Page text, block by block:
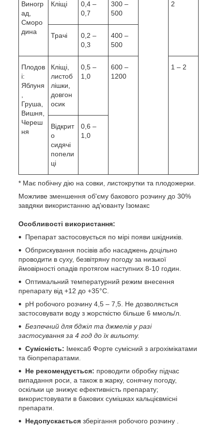
Виногр
ад,
Сморо
дина
Кліщі
0,4 –
0,7
300 –
500
2
Трачі
0,2 –
0,3
400 –
500
Плодов
і:
Яблуня
Груша,
Вишня,
Череш
ня
Кліщі,
листоб
лішки,
довгон
осик
0,5 –
1,0
600 –
1200
1 – 2
Відкрит
о
сидячі
попели
ці
0,6 –
1,0
* Має побічну дію на совки, листокрутки та плодожерки.
Можливе зменшення об'єму бакового розчину до 30%
завдяки використанню ад'юванту Ізомакс
Особливості використання:
Препарат застосовується по мірі появи шкідників.
Обприскування посівів або насаджень доцільно
проводити в суху, безвітряну погоду за низької
ймовірності опадів протягом наступних 8-10 годин.
Оптимальний температурний режим внесення
препарату від +12 до +35°С.
рН робочого розчину 4,5 – 7,5. Не дозволяється
застосовувати воду з жорсткістю більше 6 ммоль/л.
Безпечний для бджіл та джмелів у разі
застосування за 4 год до їх вильоту.
Сумісність: Імексаб Форте сумісний з агрохімікатами
та біопрепаратами.
Не рекомендується: проводити обробку підчас
випадання роси, а також в жарку, сонячну погоду,
оскільки це знижує ефективність препарату;
використовувати в бакових сумішках кальцієвмісні
препарати.
Недопускається зберігання робочого розчину .